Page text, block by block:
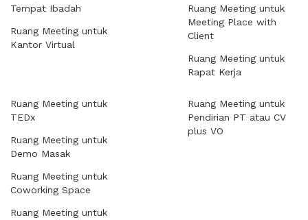
Tempat Ibadah
Ruang Meeting untuk
Kantor Virtual
Ruang Meeting untuk
Meeting Place with
Client
Ruang Meeting untuk
Rapat Kerja
Ruang Meeting untuk
TEDx
Ruang Meeting untuk
Demo Masak
Ruang Meeting untuk
Coworking Space
Ruang Meeting untuk
Ruang Meeting untuk
Pendirian PT atau CV
plus VO